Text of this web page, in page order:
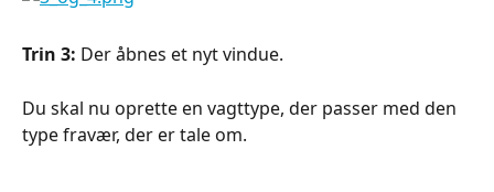
Trin 3: Der åbnes et nyt vindue.
Du skal nu oprette en vagttype, der passer med den
type fravær, der er tale om.